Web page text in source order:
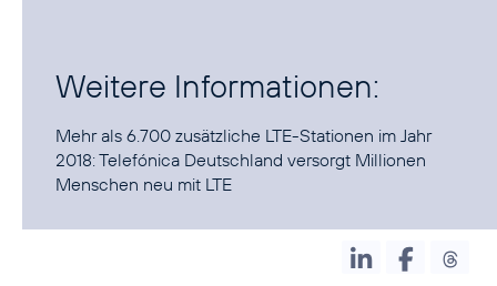
Weitere Informationen:
Mehr als 6.700 zusätzliche LTE-Stationen im Jahr
2018:Telefónica Deutschland versorgt Millionen
Menschen neu mit LTE